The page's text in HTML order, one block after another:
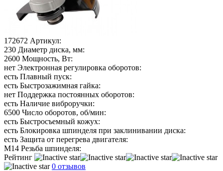
172672 Артикул:
230 Диаметр диска, мм:
2600 Мощность, Вт:
нет Электронная регулировка оборотов:
есть Плавный пуск:
есть Быстрозажимная гайка:
нет Поддержка постоянных оборотов:
есть Наличие виброручки:
6500 Число оборотов, об/мин:
есть Быстросъемный кожух:
есть Блокировка шпинделя при заклинивании диска:
есть Защита от перегрева двигателя:
М14 Резьба шпинделя:
Рейтинг
0 отзывов